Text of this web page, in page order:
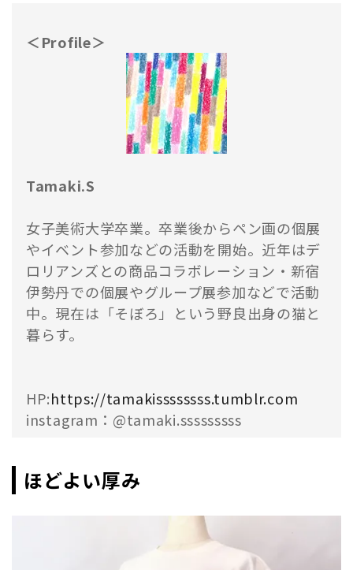
＜Profile＞
Tamaki.S
女子美術大学卒業。卒業後からペン画の個展
やイベント参加などの活動を開始。近年はデ
ロリアンズとの商品コラボレーション・新宿
伊勢丹での個展やグループ展参加などで活動
中。現在は「そぼろ」という野良出身の猫と
暮らす。
HP:https://tamakissssssss.tumblr.com
instagram：@tamaki.sssssssss
ほどよい厚み